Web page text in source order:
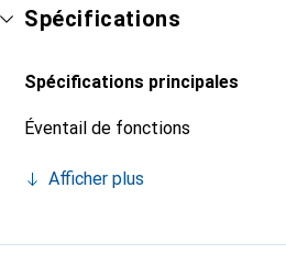
Spécifications
Spécifications principales
Éventail de fonctions
Afficher plus